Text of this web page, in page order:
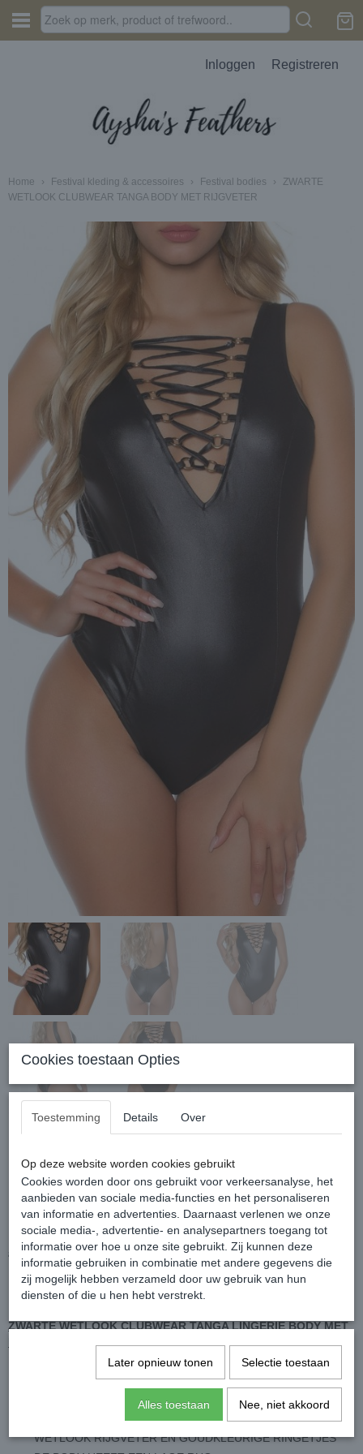
Inloggen Registreren
Home › Festival kleding & accessoires › Festival bodies ›
ZWARTE
WETLOOK CLUBWEAR TANGA BODY MET RIJGVETER
ZWARTE WETLOOK
CLUBWEAR TANGA BODY
MET RIJGVETER
€ 29,95 € 17,95 (inclusief btw 21%)
Op voorraad
ZWARTE WETLOOK CLUBWEAR TANGA LINGERIE BODY MET
DE BODY IS GEMAAKT VAN EEN MAT GLANZENDE
ZWARTE WETLOOK STOF
DE BODY IS MOUWLOOS
IN DE HALSLIJN ZIT EEN SEXY RIJGVETER DETAIL MET
WETLOOK RIJGVETER EN GOUDKLEURIGE RINGETJES
Cookies toestaan Opties
Toestemming Details Over
Op deze website worden cookies gebruikt
Cookies worden door ons gebruikt voor verkeersanalyse, het
aanbieden van sociale media-functies en het personaliseren
van informatie en advertenties. Daarnaast verlenen we onze
sociale media-, advertentie- en analysepartners toegang tot
informatie over hoe u onze site gebruikt. Zij kunnen deze
informatie gebruiken in combinatie met andere gegevens die
zij mogelijk hebben verzameld door uw gebruik van hun
diensten of die u hen hebt verstrekt.
Later opnieuw tonen Selectie toestaan
Alles toestaan Nee, niet akkoord